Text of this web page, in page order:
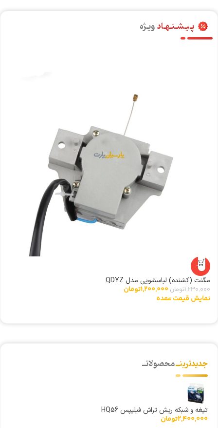
پـیـشـنـهـادویـژه
-2%
مگنت (کشنده) لباسشویی مدل QDYZ
1,230,000تومان 1,200,000تومان
نمایش قیمت عمده
جدیدترینــمحصولاتــ
تیغه و شبکه ریش تراش فیلیپس HQ56
2,400,000تومان